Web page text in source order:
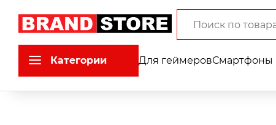
Категории Для геймеровСмартфоны